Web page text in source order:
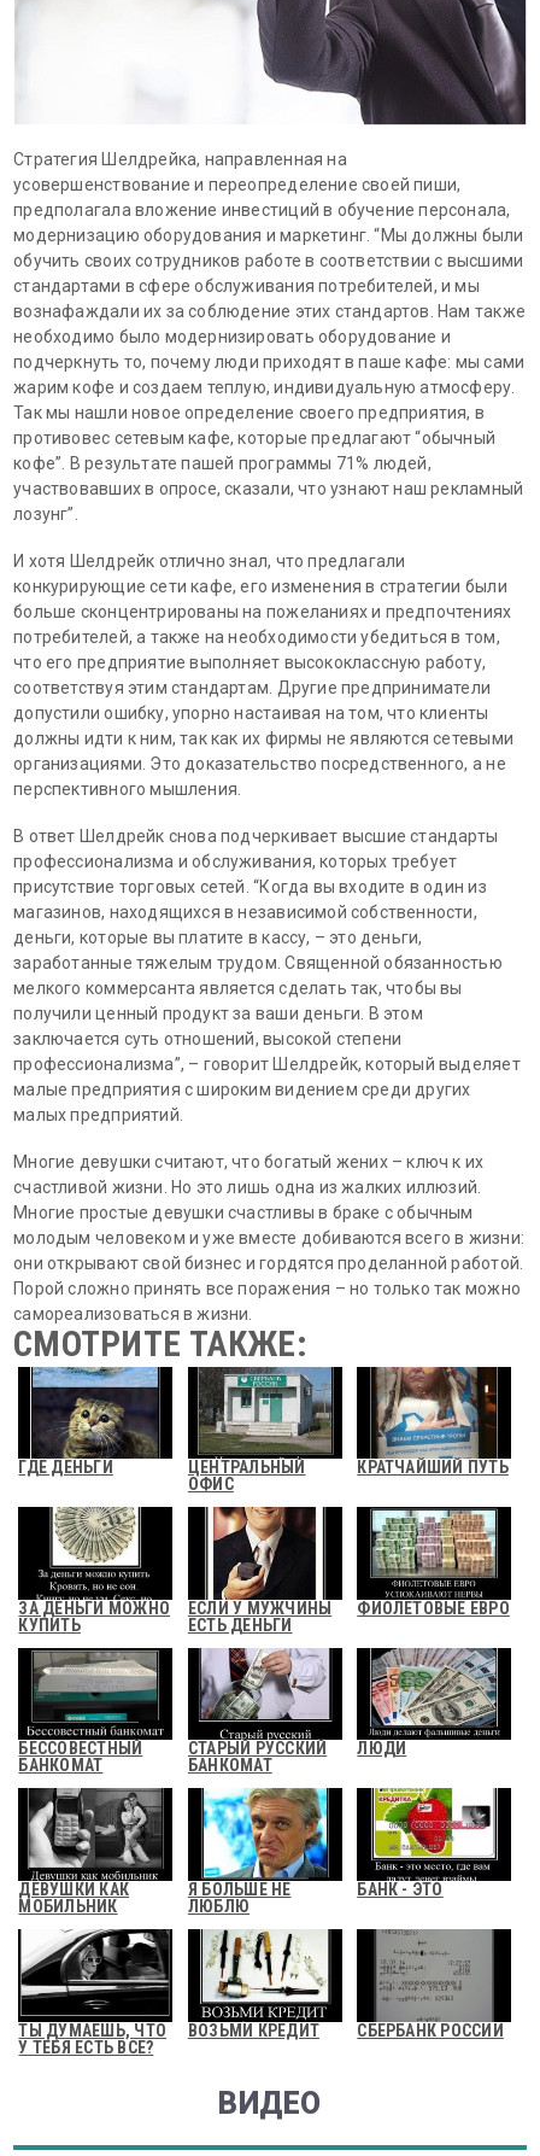
Стратегия Шелдрейка, направленная на
усовершенствование и переопределение своей пиши,
предполагала вложение инвестиций в обучение персонала,
модернизацию оборудования и маркетинг. “Мы должны были
обучить своих сотрудников работе в соответствии с высшими
стандартами в сфере обслуживания потребителей, и мы
вознафаждали их за соблюдение этих стандартов. Нам также
необходимо было модернизировать оборудование и
подчеркнуть то, почему люди приходят в паше кафе: мы сами
жарим кофе и создаем теплую, индивидуальную атмосферу.
Так мы нашли новое определение своего предприятия, в
противовес сетевым кафе, которые предлагают “обычный
кофе”. В результате пашей программы 71% людей,
участвовавших в опросе, сказали, что узнают наш рекламный
лозунг”.
И хотя Шелдрейк отлично знал, что предлагали
конкурирующие сети кафе, его изменения в стратегии были
больше сконцентрированы на пожеланиях и предпочтениях
потребителей, а также на необходимости убедиться в том,
что его предприятие выполняет высококлассную работу,
соответствуя этим стандартам. Другие предприниматели
допустили ошибку, упорно настаивая на том, что клиенты
должны идти к ним, так как их фирмы не являются сетевыми
организациями. Это доказательство посредственного, а не
перспективного мышления.
В ответ Шелдрейк снова подчеркивает высшие стандарты
профессионализма и обслуживания, которых требует
присутствие торговых сетей. “Когда вы входите в один из
магазинов, находящихся в независимой собственности,
деньги, которые вы платите в кассу, – это деньги,
заработанные тяжелым трудом. Священной обязанностью
мелкого коммерсанта является сделать так, чтобы вы
получили ценный продукт за ваши деньги. В этом
заключается суть отношений, высокой степени
профессионализма”, – говорит Шелдрейк, который выделяет
малые предприятия с широким видением среди других
малых предприятий.
Многие девушки считают, что богатый жених – ключ к их
счастливой жизни. Но это лишь одна из жалких иллюзий.
Многие простые девушки счастливы в браке с обычным
молодым человеком и уже вместе добиваются всего в жизни:
они открывают свой бизнес и гордятся проделанной работой.
Порой сложно принять все поражения – но только так можно
самореализоваться в жизни.
СМОТРИТЕ ТАКЖЕ:
ГДЕ ДЕНЬГИ
ЦЕНТРАЛЬНЫЙ
ОФИС
КРАТЧАЙШИЙ ПУТЬ
ЗА ДЕНЬГИ МОЖНО
КУПИТЬ
ЕСЛИ У МУЖЧИНЫ
ЕСТЬ ДЕНЬГИ
ФИОЛЕТОВЫЕ ЕВРО
БЕССОВЕСТНЫЙ
БАНКОМАТ
СТАРЫЙ РУССКИЙ
БАНКОМАТ
ЛЮДИ
ДЕВУШКИ КАК
МОБИЛЬНИК
Я БОЛЬШЕ НЕ
ЛЮБЛЮ
БАНК - ЭТО
ТЫ ДУМАЕШЬ, ЧТО
У ТЕБЯ ЕСТЬ ВСЕ?
ВОЗЬМИ КРЕДИТ СБЕРБАНК РОССИИ
ВИДЕО